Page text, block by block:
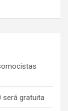
será gratuita